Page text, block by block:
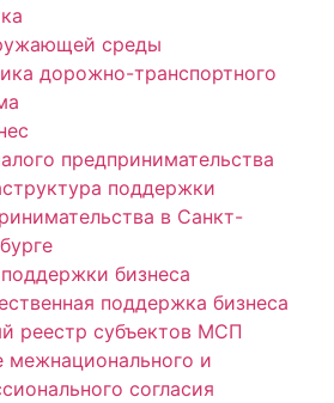
среды
дорожно-транспортного
предпринимательства
поддержки
в Санкт-
бизнеса
поддержка бизнеса
реестр субъектов МСП
межнационального и
согласия